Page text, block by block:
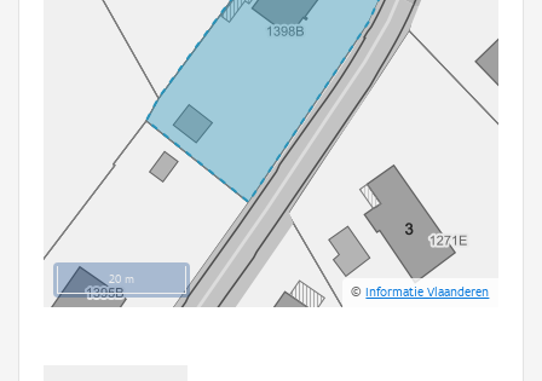
20 m
©Informatie Vlaanderen